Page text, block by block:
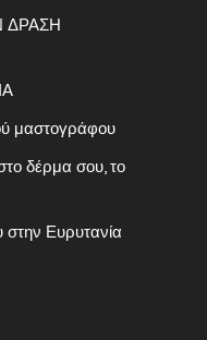
ΔΡΑΣΗ
μαστογράφου
δέρμα σου, το
Ευρυτανία